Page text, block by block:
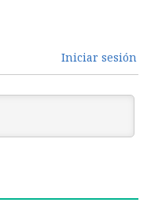
Iniciar sesión